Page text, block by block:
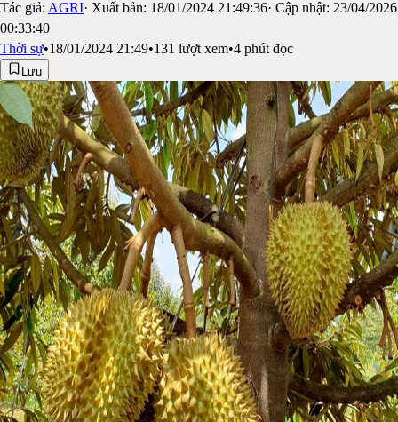
Tác giả: AGRI· Xuất bản: 18/01/2024 21:49:36· Cập nhật: 23/04/2026
00:33:40
Thời sự•18/01/2024 21:49•131 lượt xem•4 phút đọc
Lưu